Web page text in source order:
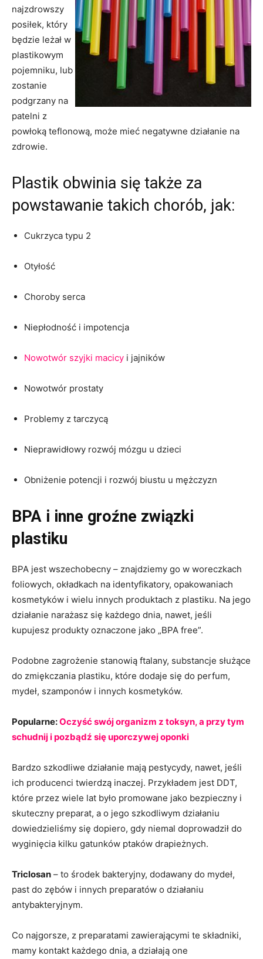
najzdrowszy
posiłek, który
będzie leżał w
plastikowym
pojemniku, lub
zostanie
podgrzany na
patelni z
powłoką teflonową, może mieć negatywne działanie na
zdrowie.
Plastik obwinia się także za
powstawanie takich chorób, jak:
Cukrzyca typu 2
Otyłość
Choroby serca
Niepłodność i impotencja
Nowotwór szyjki macicy i jajników
Nowotwór prostaty
Problemy z tarczycą
Nieprawidłowy rozwój mózgu u dzieci
Obniżenie potencji i rozwój biustu u mężczyzn
BPA i inne groźne związki
plastiku
BPA jest wszechobecny – znajdziemy go w woreczkach
foliowych, okładkach na identyfikatory, opakowaniach
kosmetyków i wielu innych produktach z plastiku. Na jego
działanie narażasz się każdego dnia, nawet, jeśli
kupujesz produkty oznaczone jako „BPA free”.
Podobne zagrożenie stanowią ftalany, substancje służące
do zmiękczania plastiku, które dodaje się do perfum,
mydeł, szamponów i innych kosmetyków.
Popularne:Oczyść swój organizm z toksyn, a przy tym
schudnij i pozbądź się uporczywej oponki
Bardzo szkodliwe działanie mają pestycydy, nawet, jeśli
ich producenci twierdzą inaczej. Przykładem jest DDT,
które przez wiele lat było promowane jako bezpieczny i
skuteczny preparat, a o jego szkodliwym działaniu
dowiedzieliśmy się dopiero, gdy niemal doprowadził do
wyginięcia kilku gatunków ptaków drapieżnych.
Triclosan – to środek bakteryjny, dodawany do mydeł,
past do zębów i innych preparatów o działaniu
antybakteryjnym.
Co najgorsze, z preparatami zawierającymi te składniki,
mamy kontakt każdego dnia, a działają one